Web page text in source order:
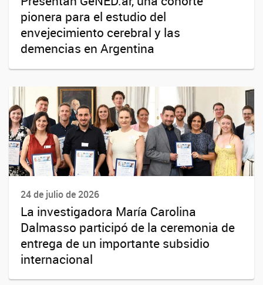
pionera para el estudio del
envejecimiento cerebral y las
demencias en Argentina
24 de julio de 2026
La investigadora María Carolina
Dalmasso participó de la ceremonia de
entrega de un importante subsidio
internacional